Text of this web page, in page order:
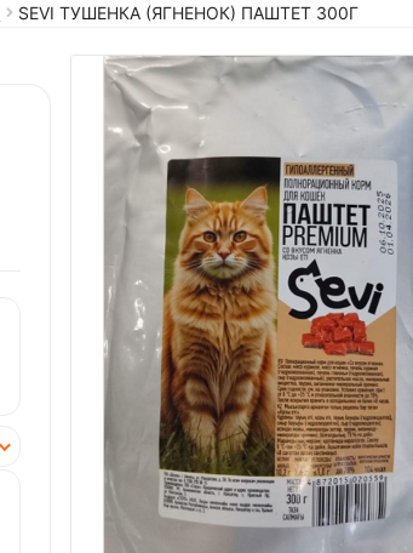
SEVI ТУШЕНКА (ЯГНЕНОК) ПАШТЕТ 300Г